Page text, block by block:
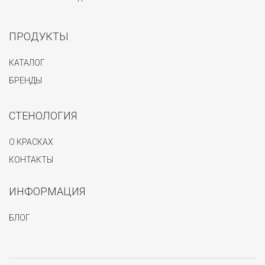
ПРОДУКТЫ
КАТАЛОГ
БРЕНДЫ
СТЕНОЛОГИЯ
О КРАСКАХ
КОНТАКТЫ
ИНФОРМАЦИЯ
БЛОГ